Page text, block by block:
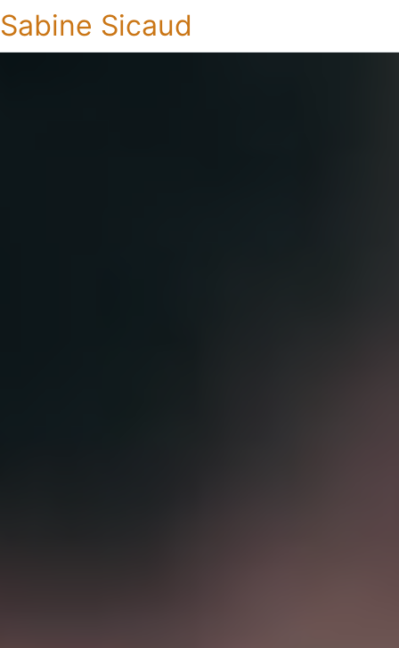
Sabine Sicaud